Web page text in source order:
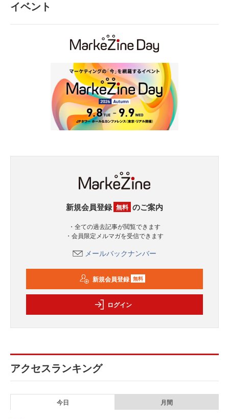
イベント
新規会員登録 無料 のご案内
・全ての過去記事が閲覧できます
・会員限定メルマガを受信できます
メールバックナンバー
新規会員登録 無料
ログイン
アクセスランキング
今日 月間